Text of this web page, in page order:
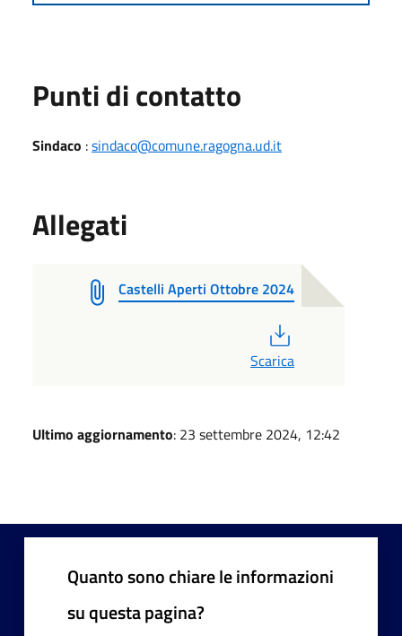
Punti di contatto
Sindaco :sindaco@comune.ragogna.ud.it
Allegati
Castelli Aperti Ottobre 2024
Scarica
Ultimo aggiornamento: 23 settembre 2024, 12:42
Quanto sono chiare le informazioni
su questa pagina?